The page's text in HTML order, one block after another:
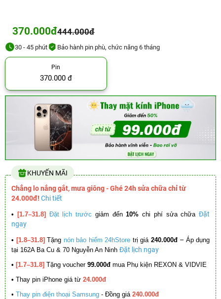
370.000đ444.000đ
30 - 45 phút Bảo hành pin phù, chức năng 6 tháng
Pin
370.000 đ
KHUYẾN MÃI
Chẳng lo nắng gắt, mưa giông - Ghé 24h sửa chữa chỉ từ
24.000đ! Chi tiết
• [1.7–31.8] Đặt lịch trước giảm đến10% chi phí sửa chữa Đặt
ngay
• [1.8–31.8] Tặng nón bảo hiểm 24hStore trị giá 240.000đ – Áp dụng
tại 162A Ba Cu & 70 Nguyễn An Ninh Đặt lịch ngay
• [1.7–31.8] Tặng voucher 99.000đ mua Phụ kiện REXON & VIDVIE
• Thay pin iPhone giá từ 24.000đ
• Thay pin điện thoại Samsung - Đồng giá 240.000đ